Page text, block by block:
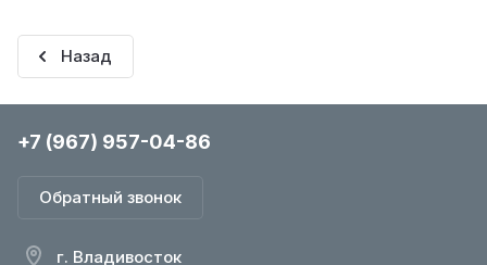
Назад
+7 (967) 957-04-86
Обратный звонок
г. Владивосток